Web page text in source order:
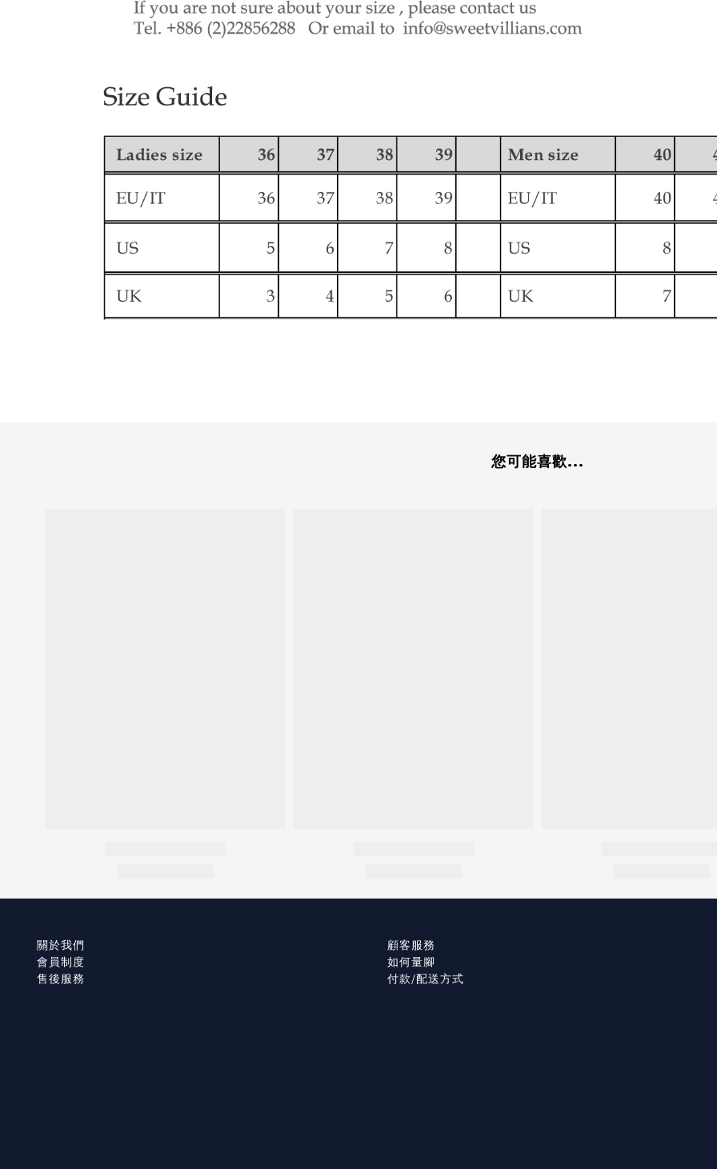
您可能喜歡...
關於我們
會員制度
售後服務
顧客服務
如何量腳
付款/配送方式